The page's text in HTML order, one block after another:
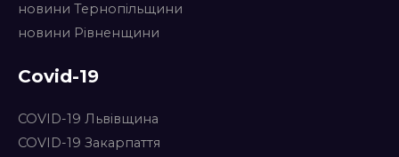
новини Тернопільщини
новини Рівненщини
Covid-19
COVID-19 Львівщина
COVID-19 Закарпаття